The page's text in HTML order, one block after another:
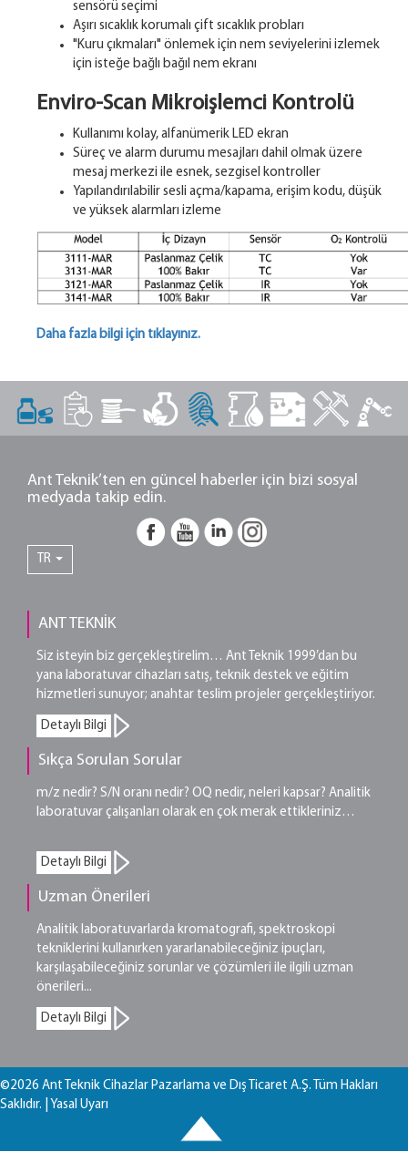
sensörü seçimi
Aşırı sıcaklık korumalı çift sıcaklık probları
"Kuru çıkmaları" önlemek için nem seviyelerini izlemek
için isteğe bağlı bağıl nem ekranı
Enviro-Scan Mikroişlemci Kontrolü
Kullanımı kolay, alfanümerik LED ekran
Süreç ve alarm durumu mesajları dahil olmak üzere
mesaj merkezi ile esnek, sezgisel kontroller
Yapılandırılabilir sesli açma/kapama, erişim kodu, düşük
ve yüksek alarmları izleme
Daha fazla bilgi için tıklayınız.
Ant Teknik’ten en güncel haberler için bizi sosyal
medyada takip edin.
TR
ANT TEKNİK
Siz isteyin biz gerçekleştirelim… Ant Teknik 1999’dan bu
yana laboratuvar cihazları satış, teknik destek ve eğitim
hizmetleri sunuyor; anahtar teslim projeler gerçekleştiriyor.
Detaylı Bilgi
Sıkça Sorulan Sorular
m/z nedir? S/N oranı nedir? OQ nedir, neleri kapsar? Analitik
laboratuvar çalışanları olarak en çok merak ettikleriniz…
Detaylı Bilgi
Uzman Önerileri
Analitik laboratuvarlarda kromatografi, spektroskopi
tekniklerini kullanırken yararlanabileceğiniz ipuçları,
karşılaşabileceğiniz sorunlar ve çözümleri ile ilgili uzman
önerileri...
Detaylı Bilgi
©2026 Ant Teknik Cihazlar Pazarlama ve Dış Ticaret A.Ş. Tüm Hakları
Saklıdır. | Yasal Uyarı